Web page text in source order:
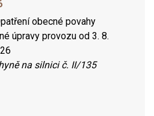
obecné povahy
úpravy provozu od 3. 8.
na silnici č. II/135